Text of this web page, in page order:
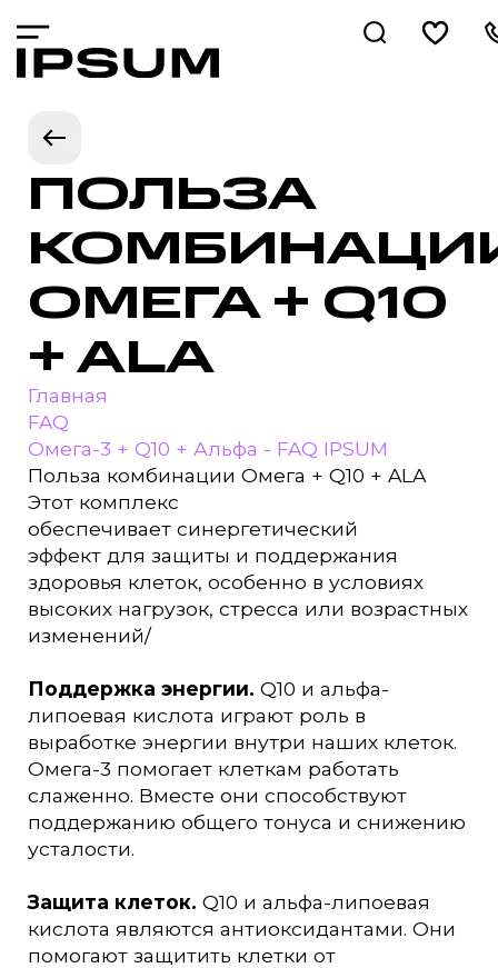
ПОЛЬЗА
ОМЕГА + Q10
+ ALA
Главная
FAQ
Омега-3 + Q10 + Альфа - FAQ IPSUM
Польза комбинации Омега + Q10 + ALA
Этот комплекс
обеспечивает синергетический
эффект для защиты и поддержания
здоровья клеток, особенно в условиях
высоких нагрузок, стресса или возрастных
изменений/
Поддержка энергии. Q10 и альфа-
липоевая кислота играют роль в
выработке энергии внутри наших клеток.
Омега-3 помогает клеткам работать
слаженно. Вместе они способствуют
поддержанию общего тонуса и снижению
усталости.
Защита клеток. Q10 и альфа-липоевая
кислота являются антиоксидантами. Они
помогают защитить клетки от